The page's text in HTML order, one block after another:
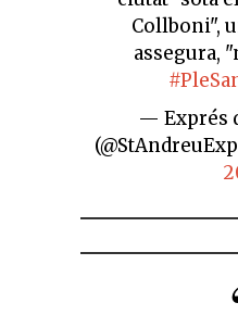
Collboni",
assegura,
— Exprés